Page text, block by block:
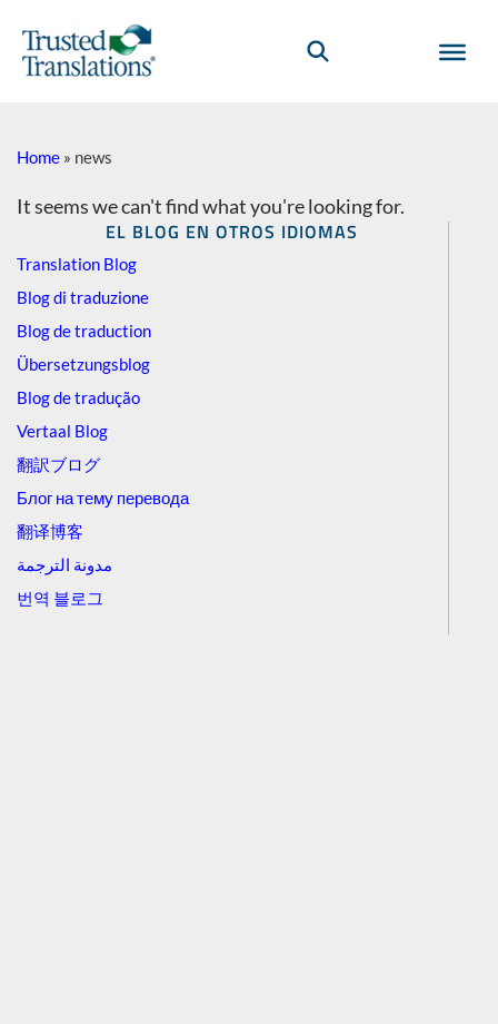
EL BLOG EN OTROS IDIOMAS
Translation Blog
Blog di traduzione
Blog de traduction
Übersetzungsblog
Blog de tradução
Vertaal Blog
翻訳ブログ
Блог на тему перевода
翻译博客
مدونة الترجمة
번역 블로그
Home » news
It seems we can't find what you're looking for.